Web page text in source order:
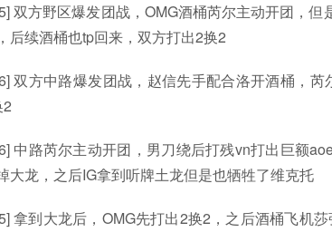
双方野区爆发团战，OMG酒桶芮尔主动开团，
后续酒桶也tp回来，双方打出2换2
双方中路爆发团战，赵信先手配合洛开酒桶，
中路芮尔主动开团，男刀绕后打残vn打出巨额
大龙，之后IG拿到听牌土龙但是也牺牲了维克托
拿到大龙后，OMG先打出2换2，之后酒桶飞机